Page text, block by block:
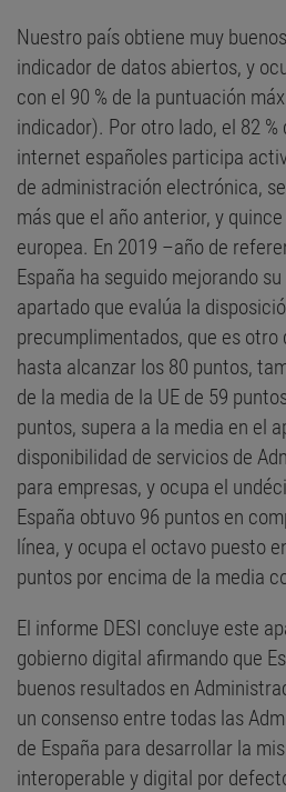
Nuestro país obtiene muy
indicador de datos abiertos, y
con el 90 % de la puntuación
indicador). Por otro lado, el 82 %
internet españoles participa
de administración electrónica,
más que el año anterior, y
europea. En 2019 –año de
España ha seguido mejorando
apartado que evalúa la
precumplimentados, que es otro
hasta alcanzar los 80 puntos,
de la media de la UE de 59
puntos, supera a la media en el
disponibilidad de servicios de
para empresas, y ocupa el
España obtuvo 96 puntos en
línea, y ocupa el octavo puesto
puntos por encima de la media
El informe DESI concluye este
gobierno digital afirmando que
buenos resultados en
un consenso entre todas las
de España para desarrollar la
interoperable y digital por